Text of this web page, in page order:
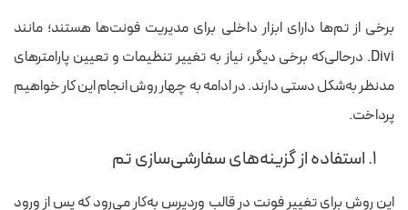
برخی از تم‌ها دارای ابزار داخلی برای مدیریت فونت‌ها هستند؛ مانند
Divi. درحالی‌که برخی دیگر، نیاز به تغییر تنظیمات و تعیین پارامترهای
مدنظر به‌شکل دستی دارند. در ادامه به چهار روش انجام این کار خواهیم
پرداخت.
۱. استفاده از گزینه‌های سفارشی‌سازی تم
این روش برای تغییر فونت در قالب وردپرس به‌کار می‌رود که پس از ورود